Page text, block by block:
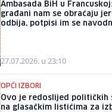
Ambasada BiH u
građani nam se obraćaju jer
odbija, potpisi im se
27.07.2026. u 23:10
OPĆI IZBORI
Ovo je redoslijed političkih
na glasačkim listićima za